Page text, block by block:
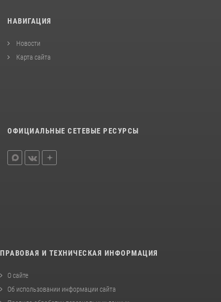
НАВИГАЦИЯ
Новости
Карта сайта
ОФИЦИАЛЬНЫЕ СЕТЕВЫЕ РЕСУРСЫ
ПРАВОВАЯ И ТЕХНИЧЕСКАЯ ИНФОРМАЦИЯ
О сайте
Об использовании информации сайта